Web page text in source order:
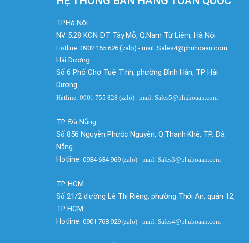
TP.Hà Nội
NV 5.28 KCN ĐT Tây Mỗ, Q.Nam Từ Liêm, Hà Nội
Hotline: 0902 165 626 (zalo) - mail: Sales4@phuhoaan.com
Hải Dương
Số 6 Phố Chợ Tuệ Tĩnh, phường Bình Hàn, TP Hải
Dương
Hotline: 0901 755 828 (zalo) - mail: Sales5@phuhoaan.com
TP. Đà Nẵng
Số 856 Nguyễn Phước Nguyên, Q.Thanh Khê, TP. Đà
Nẵng
Hotline:0934 634 969(zalo) - mail: Sales3@phuhoaan.com
TP. HCM
Số 21/2 đường Lê Thị Riêng, phường Thới An, quận 12,
TP HCM
Hotline:0901 768 929(zalo) - mail: Sales4@phuhoaan.com